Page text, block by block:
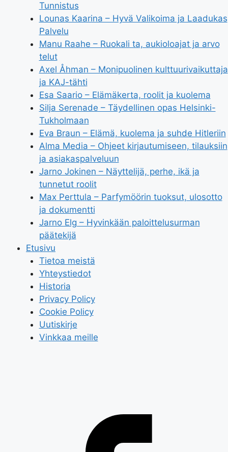
Tunnistus
Lounas Kaarina – Hyvä Valikoima ja Laadukas
Palvelu
Manu Raahe – Ruokali ta, aukioloajat ja arvo
telut
Axel Åhman – Monipuolinen kulttuurivaikuttaja
ja KAJ-tähti
Esa Saario – Elämäkerta, roolit ja kuolema
Silja Serenade – Täydellinen opas Helsinki-
Tukholmaan
Eva Braun – Elämä, kuolema ja suhde Hitleriin
Alma Media – Ohjeet kirjautumiseen, tilauksiin
ja asiakaspalveluun
Jarno Jokinen – Näyttelijä, perhe, ikä ja
tunnetut roolit
Max Perttula – Parfymöörin tuoksut, ulosotto
ja dokumentti
Jarno Elg – Hyvinkään paloittelusurman
päätekijä
Etusivu
Tietoa meistä
Yhteystiedot
Historia
Privacy Policy
Cookie Policy
Uutiskirje
Vinkkaa meille